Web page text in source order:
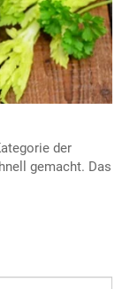
der
gemacht. Das